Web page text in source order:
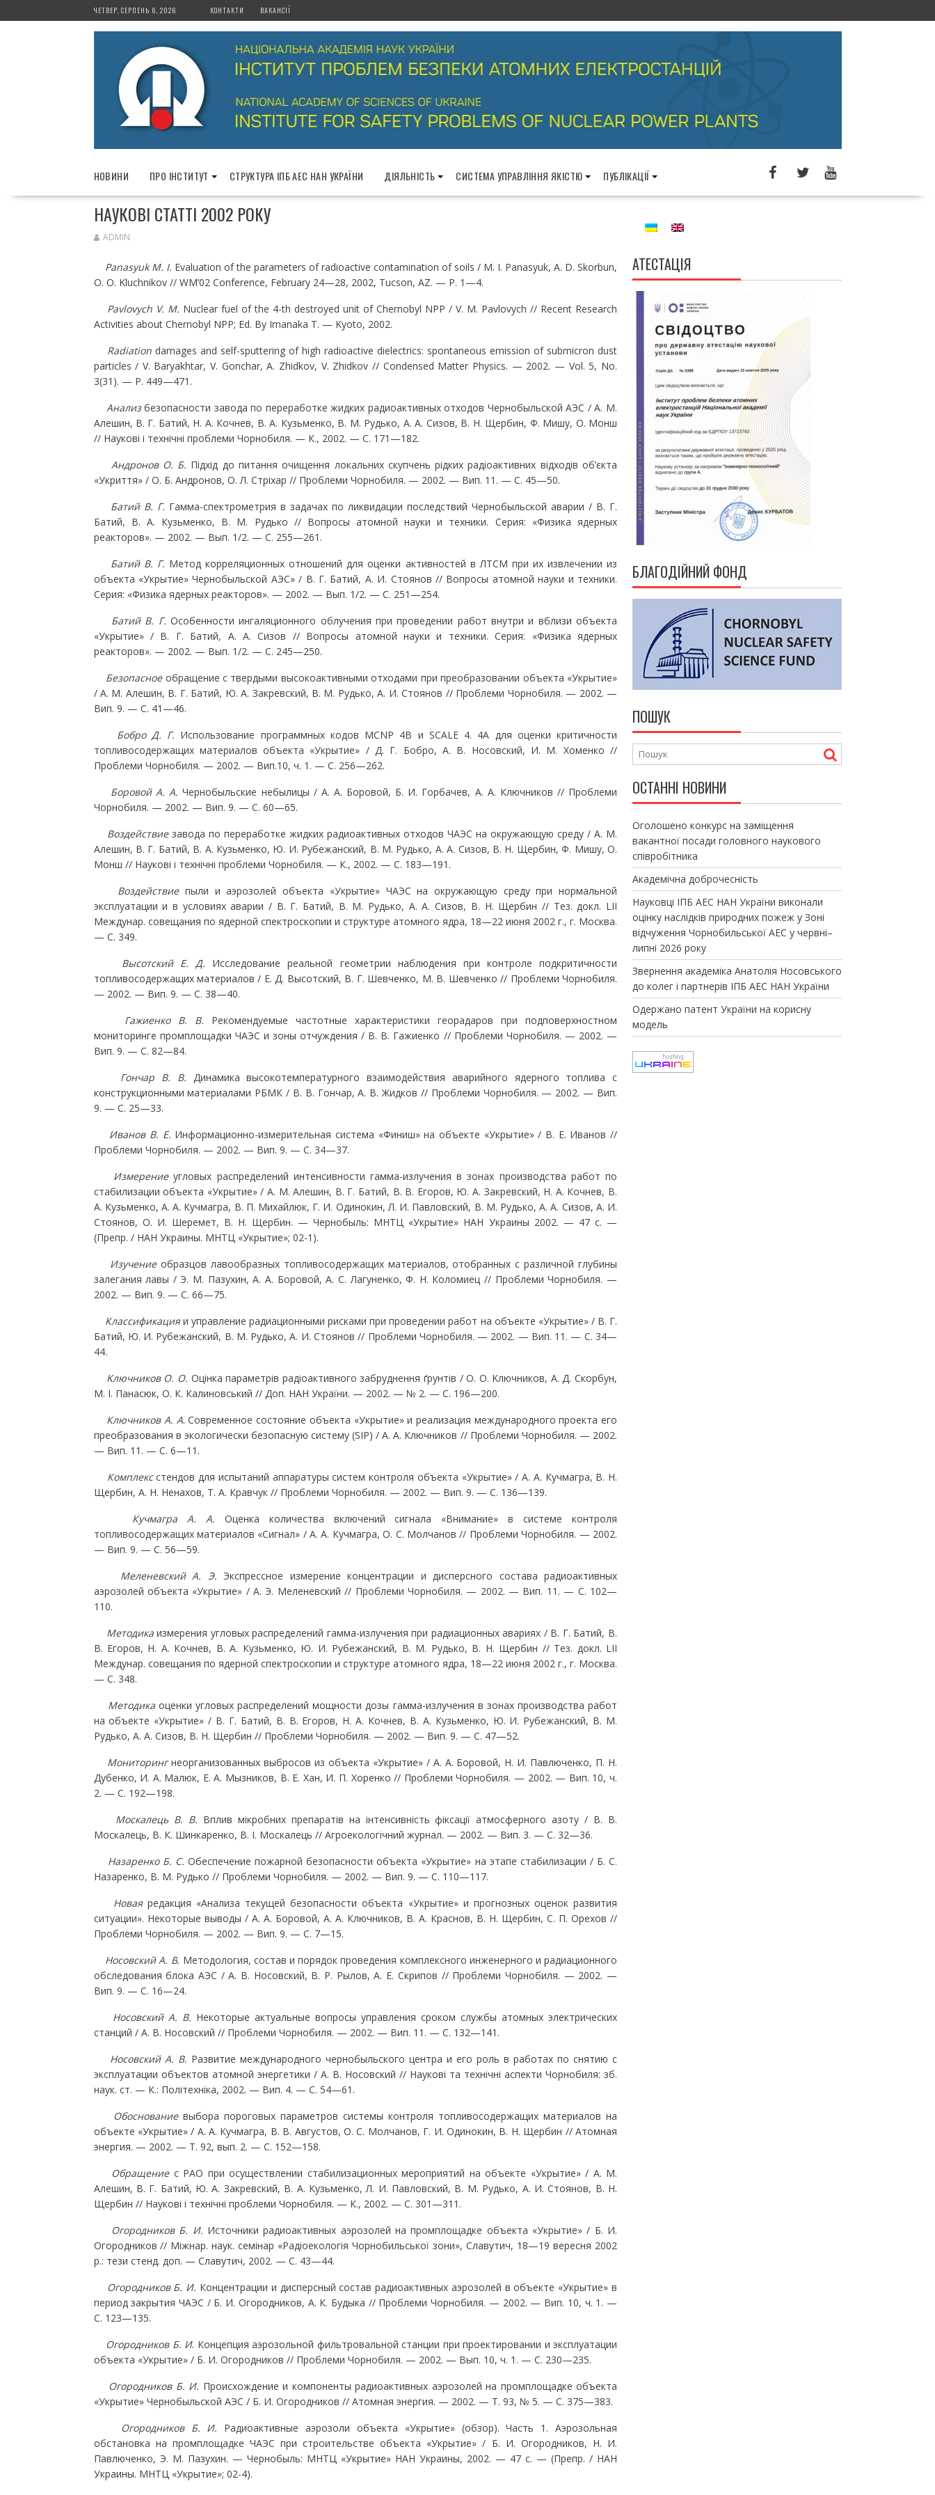
k
ЧЕТВЕР, СЕРПЕНЬ 6, 2026 КОНТАКТИ ВАКАНСІЇ
НОВИНИ ПРО ІНСТИТУТ СТРУКТУРА ІПБ АЕС НАН УКРАЇНИ ДІЯЛЬНІСТЬ СИСТЕМА УПРАВЛІННЯ ЯКІСТЮ ПУБЛІКАЦІЇ
НАУКОВІ СТАТТІ 2002 РОКУ
ADMIN
Panasyuk M. I. Evaluation of the parameters of radioactive contamination of soils / M. I. Panasyuk, A. D. Skorbun,
O. O. Kluchnikov // WM’02 Conference, February 24—28, 2002, Tucson, AZ. — Р. 1—4.
Pavlovych V. M. Nuclear fuel of the 4-th destroyed unit of Chernobyl NPP / V. M. Pavlovych // Recent Research
Activities about Chernobyl NPP; Еd. By Imanaka T. — Kyoto, 2002.
Radiation damages and self-sputtering of high radioactive dielectrics: spontaneous emission of submicron dust
particles / V. Baryakhtar, V. Gonchar, A. Zhidkov, V. Zhidkov // Condensed Matter Physics. — 2002. — Vol. 5, Nо.
3(31). — Р. 449—471.
Анализбезопасности завода по переработке жидких радиоактивных отходов Чернобыль­ской АЭС / А. М.
Алешин, В. Г. Батий, Н. А. Кочнев, В. А. Кузьменко, В. М. Рудько, А. А. Сизов, В. Н. Щербин, Ф. Мишу, О. Монш
// Наукові і технічні проблеми Чорнобиля. — К., 2002. — С. 171—182.
Андронов О. Б. Підхід до питання очищення локальних скупчень рідких радіоактивних відходів об’єкта
«Укриття» / О. Б. Андронов, О. Л. Стріхар // Проблеми Чорнобиля. — 2002. — Вип. 11. — С. 45—50.
Батий В. Г. Гамма-спектрометрия в задачах по ликвидации последствий Чернобыльской аварии / В. Г.
Батий, В. А. Кузьменко, В. М. Рудько // Вопросы атомной науки и техники. Се­рия: «Физика ядерных
реакторов». — 2002. — Вып. 1/2. — С. 255—261.
Батий В. Г. Метод корреляционных отношений для оценки активностей в ЛТСМ при их извлечении из
объекта «Укрытие» Чернобыльской АЭС» / В. Г. Батий, А. И. Стоянов // Во­просы атомной науки и техники.
Серия: «Физика ядерных реакторов». — 2002. — Вып. 1/2. — С. 251—254.
Батий В. Г. Особенности ингаляционного облучения при проведении работ внутри и вблизи объекта
«Укрытие» / В. Г. Батий, А. А. Сизов // Вопросы атомной науки и техники. Серия: «Физика ядерных
реакторов». — 2002. — Вып. 1/2. — С. 245—250.
Безопасное обращение с твердыми высокоактивными отходами при преобразовании объ­екта «Укрытие»
/ А. М. Алешин, В. Г. Батий, Ю. А. Закревский, В. М. Рудько, А. И. Стоянов // Проблеми Чорнобиля. — 2002. —
Вип. 9. — С. 41—46.
Бобро Д. Г. Использование программных кодов MCNP 4B и SCALE 4. 4A для оценки кри­тичности
топливосодержащих материалов объекта «Укрытие» / Д. Г. Бобро, А. В. Носовский, И. М. Хоменко //
Проблеми Чорнобиля. — 2002. — Вип.10, ч. 1. — С. 256—262.
Боровой А. А.Чернобыльские небылицы / А. А. Боровой, Б. И. Горбачев, А. А. Ключников // Проблеми
Чорнобиля. — 2002. — Вип. 9. — С. 60—65.
Воздействиезавода по переработке жидких радиоактивных отходов ЧАЭС на окружа­ющую среду / А. М.
Алешин, В. Г. Батий, В. А. Кузьменко, Ю. И. Рубежанский, В. М. Рудько, А. А. Сизов, В. Н. Щербин, Ф. Мишу, О.
Монш // Наукові і технічні проблеми Чорнобиля. — К., 2002. — С. 183—191.
Воздействие пыли и аэрозолей объекта «Укрытие» ЧАЭС на окружающую среду при нор­мальной
эксплуатации и в условиях аварии / В. Г. Батий, В. М. Рудько, А. А. Сизов, В. Н. Щер­бин // Тез. докл. LII
Междунар. совещания по ядерной спектроскопии и структуре атомного ядра, 18—22 июня 2002 г., г. Москва.
— С. 349.
Высотский Е. Д. Исследование реальной геометрии наблюдения при контроле подкритич­ности
топливосодержащих материалов / Е. Д. Высотский, В. Г. Шевченко, М. В. Шевченко // Проблеми Чорнобиля.
— 2002. — Вип. 9. — С. 38—40.
Гажиенко В. В. Рекомендуемые частотные характеристики георадаров при подповерхнос­тном
мониторинге промплощадки ЧАЭС и зоны отчуждения / В. В. Гажиенко // Проблеми Чорнобиля. — 2002. —
Вип. 9. — С. 82—84.
Гончар В. В. Динамика высокотемпературного взаимодействия аварийного ядерного то­плива с
конструкционными материалами РБМК / В. В. Гончар, А. В. Жидков // Проблеми Чорнобиля. — 2002. — Вип.
9. — С. 25—33.
Иванов В. Е. Информационно-измерительная система «Финиш» на объекте «Укрытие» / В. Е. Иванов //
Проблеми Чорнобиля. — 2002. — Вип. 9. — С. 34—37.
Измерениеугловых распределений интенсивности гамма-излучения в зонах производства работ по
стабилизации объекта «Укрытие» / А. М. Алешин, В. Г. Батий, В. В. Егоров, Ю. А. Закревский, Н. А. Кочнев, В.
А. Кузьменко, А. А. Кучмагра, В. П. Михайлюк, Г. И. Одинокин, Л. И. Павловский, В. М. Рудько, А. А. Сизов, А. И.
Стоянов, О. И. Шеремет, В. Н. Щербин. — Чернобыль: МНТЦ «Укрытие» НАН Украины 2002. — 47 с. —
(Препр. / НАН Украины. МНТЦ «Укрытие»; 02-1).
Изучение образцов лавообразных топливосодержащих материалов, отобранных с различ­ной глубины
залегания лавы / Э. М. Пазухин, А. А. Боровой, А. С. Лагуненко, Ф. Н. Коломиец // Проблеми Чорнобиля. —
2002. — Вип. 9. — С. 66—75.
Классификацияи управление радиационными рисками при проведении работ на объекте «Укрытие» / В. Г.
Батий, Ю. И. Рубежанский, В. М. Рудько, А. И. Стоянов // Проблеми Чорно­биля. — 2002. — Вип. 11. — С. 34—
44.
Kлючников О. О. Оцінка параметрів радіоактивного забруднення ґрунтів / О. О. Kлючни­ков, А. Д. Скорбун,
М. І. Панасюк, О. К. Калиновський // Доп. НАН України. — 2002. — № 2. — С. 196—200.
Ключников А. А. Современное состояние объекта «Укрытие» и реализация международ­ного проекта его
преобразования в экологически безопасную систему (SIP) / А. А. Ключни­ков // Проблеми Чорнобиля. — 2002.
— Вип. 11. — С. 6—11.
Комплексстендов для испытаний аппаратуры систем контроля объекта «Укрытие» / А. А. Кучмагра, В. Н.
Щербин, А. Н. Ненахов, Т. А. Кравчук // Проблеми Чорнобиля. — 2002. — Вип. 9. — С. 136—139.
Кучмагра А. А. Оценка количества включений сигнала «Внимание» в системе контроля
топливосодержащих материалов «Сигнал» / А. А. Кучмагра, О. С. Молчанов // Проблеми Чор­нобиля. — 2002.
— Вип. 9. — С. 56—59.
Меленевский А. Э. Экспрессное измерение концентрации и дисперсного состава радиоак­тивных
аэрозолей объекта «Укрытие» / А. Э. Меленевский // Проблеми Чорнобиля. — 2002. — Вип. 11. — С. 102—
110.
Методикаизмерения угловых распределений гамма-излучения при радиационных ава­риях / В. Г. Батий, В.
В. Егоров, Н. А. Кочнев, В. А. Кузьменко, Ю. И. Рубежанский, В. М. Рудь­ко, В. Н. Щербин // Тез. докл. LII
Междунар. совещания по ядерной спектроскопии и струк­туре атомного ядра, 18—22 июня 2002 г., г. Москва.
— С. 348.
Методикаоценки угловых распределений мощности дозы гамма-излучения в зонах про­изводства работ
на объекте «Укрытие» / В. Г. Батий, В. В. Егоров, Н. А. Кочнев, В. А. Кузь­менко, Ю. И. Рубежанский, В. М.
Рудько, А. А. Сизов, В. Н. Щербин // Проблеми Чорнобиля. — 2002. — Вип. 9. — С. 47—52.
Мониторингнеорганизованных выбросов из объекта «Укрытие» / А. А. Боровой, Н. И. Павлюченко, П. Н.
Дубенко, И. А. Малюк, Е. А. Мызников, В. Е. Хан, И. П. Хоренко // Проблеми Чорнобиля. — 2002. — Вип. 10, ч.
2. — С. 192—198.
Москалець В. В. Вплив мікробних препаратів на інтенсивність фіксації атмосферного азо­ту / В. В.
Москалець, В. К. Шинкаренко, В. І. Москалець // Агроекологічний журнал. — 2002. — Вип. 3. — С. 32—36.
Назаренко Б. С.Обеспечение пожарной безопасности объекта «Укрытие» на этапе ста­билизации / Б. С.
Назаренко, В. М. Рудько // Проблеми Чорнобиля. — 2002. — Вип. 9. — С. 110—117.
Новаяредакция «Анализа текущей безопасности объекта «Укрытие» и прогноз­ных оценок развития
ситуации». Некоторые выводы / А. А. Боровой, А. А. Ключников, В. А. Краснов, В. Н. Щербин, С. П. Орехов //
Проблеми Чорнобиля. — 2002. — Вип. 9. — С. 7—15.
Носовский А. В. Методология, состав и порядок проведения комплексного инженерного и радиационного
обследования блока АЭС / А. В. Носовский, В. Р. Рылов, А. Е. Скрипов // Проблеми Чорнобиля. — 2002. —
Вип. 9. — С. 16—24.
Носовский А. В. Некоторые актуальные вопросы управления сроком службы атомных электрических
станций / А. В. Носовский // Проблеми Чорнобиля. — 2002. — Вип. 11. — С. 132—141.
Носовский А. В. Развитие международного чернобыльского центра и его роль в работах по снятию с
эксплуатации объектов атомной энергетики / А. В. Носовский // Наукові та технічні аспекти Чорнобиля: зб.
наук. ст. — К.: Політехніка, 2002. — Вип. 4. — С. 54—61.
Обоснование выбора пороговых параметров системы контроля топливосодержащих мате­риалов на
объекте «Укрытие» / А. А. Кучмагра, В. В. Августов, О. С. Молчанов, Г. И. Одинокин, В. Н. Щербин // Атомная
энергия. — 2002. — Т. 92, вып. 2. — С. 152—158.
Обращение с РАО при осуществлении стабилизационных мероприятий на объекте «Укрытие» / А. М.
Алешин, В. Г. Батий, Ю. А. Закревский, В. А. Кузьменко, Л. И. Павловский, В. М. Рудько, А. И. Стоянов, В. Н.
Щербин // Наукові і технічні проблеми Чорнобиля. — К., 2002. — С. 301—311.
Огородников Б. И. Источники радиоактивных аэрозолей на промплощадке объекта «Укры­тие» / Б. И.
Огородников // Мiжнар. наук. семінар «Радiоекологiя Чорнобильської зони», Сла­вутич, 18—19 вересня 2002
р.: тези стенд. доп. — Славутич, 2002. — С. 43—44.
Огородников Б. И. Концентрации и дисперсный состав радиоактивных аэрозолей в объ­екте «Укрытие» в
период закрытия ЧАЭС / Б. И. Огородников, А. К. Будыка // Проблеми Чорнобиля. — 2002. — Вип. 10, ч. 1. —
С. 123—135.
Огородников Б. И. Концепция аэрозольной фильтровальной станции при проектирова­нии и эксплуатации
объекта «Укрытие» / Б. И. Огородников // Проблеми Чорнобиля. — 2002. — Вып. 10, ч. 1. — С. 230—235.
Огородников Б. И. Происхождение и компоненты радиоактивных аэрозолей на промпло­щадке объекта
«Укрытие» Чернобыльской АЭС / Б. И. Огородников // Атомная энергия. — 2002. — Т. 93, № 5. — С. 375—383.
Огородников Б. И. Радиоактивные аэрозоли объекта «Укрытие» (обзор). Часть 1. Аэрозо­льная
обстановка на промплощадке ЧАЭС при строительстве объекта «Укрытие» / Б. И. Ого­родников, Н. И.
Павлюченко, Э. М. Пазухин. — Чернобыль: МНТЦ «Укрытие» НАН Украины, 2002. — 47 с. — (Препр. / НАН
Украины. МНТЦ «Укрытие»; 02-4).
АТЕСТАЦІЯ
БЛАГОДІЙНИЙ ФОНД
ПОШУК
ОСТАННІ НОВИНИ
Оголошено конкурс на заміщення
вакантної посади головного наукового
співробітника
Академічна доброчесність
Науковці ІПБ АЕС НАН України виконали
оцінку наслідків природних пожеж у Зоні
відчуження Чорнобильської АЕС у червні–
липні 2026 року
Звернення академіка Анатолія Носовського
до колег і партнерів ІПБ АЕС НАН України
Одержано патент України на корисну
модель